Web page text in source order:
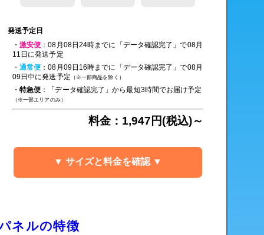
発送予定日
・ 激安便 ：08月08日24時までに「データ確認完了」で08月
11日に発送予定
・ 通常便 ：08月09日16時までに「データ確認完了」で08月
09日中に発送予定 （※一部商品を除く）
・ 特急便 ：「データ確認完了」から最短3時間でお届け予定
（※一部エリアのみ）
料金：1,947円(税込)～
▼ サイズと料金を確認 ▼
ネルの特徴